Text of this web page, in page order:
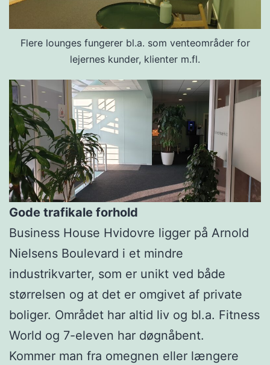
Flere lounges fungerer bl.a. som venteområder for
lejernes kunder, klienter m.fl.
Gode trafikale forhold
Business House Hvidovre ligger på Arnold
Nielsens Boulevard i et mindre
industrikvarter, som er unikt ved både
størrelsen og at det er omgivet af private
boliger. Området har altid liv og bl.a. Fitness
World og 7-eleven har døgnåbent.
Kommer man fra omegnen eller længere